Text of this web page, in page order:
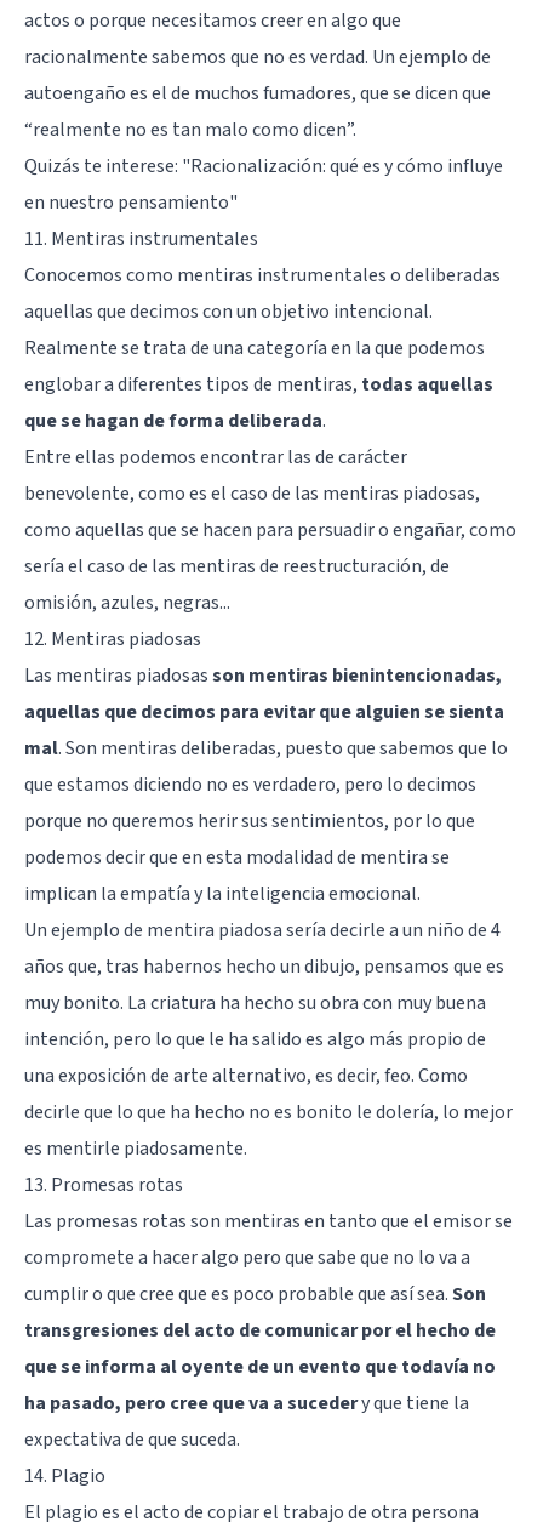
actos o porque necesitamos creer en algo que
racionalmente sabemos que no es verdad. Un ejemplo de
autoengaño es el de muchos fumadores, que se dicen que
“realmente no es tan malo como dicen”.
Quizás te interese: "Racionalización: qué es y cómo influye
en nuestro pensamiento"
11. Mentiras instrumentales
Conocemos como mentiras instrumentales o deliberadas
aquellas que decimos con un objetivo intencional.
Realmente se trata de una categoría en la que podemos
englobar a diferentes tipos de mentiras, todas aquellas
que se hagan de forma deliberada.
Entre ellas podemos encontrar las de carácter
benevolente, como es el caso de las mentiras piadosas,
como aquellas que se hacen para persuadir o engañar, como
sería el caso de las mentiras de reestructuración, de
omisión, azules, negras...
12. Mentiras piadosas
Las mentiras piadosasson mentiras bienintencionadas,
aquellas que decimos para evitar que alguien se sienta
mal. Son mentiras deliberadas, puesto que sabemos que lo
que estamos diciendo no es verdadero, pero lo decimos
porque no queremos herir sus sentimientos, por lo que
podemos decir que en esta modalidad de mentira se
implican la empatía y la inteligencia emocional.
Un ejemplo de mentira piadosa sería decirle a un niño de 4
años que, tras habernos hecho un dibujo, pensamos que es
muy bonito. La criatura ha hecho su obra con muy buena
intención, pero lo que le ha salido es algo más propio de
una exposición de arte alternativo, es decir, feo. Como
decirle que lo que ha hecho no es bonito le dolería, lo mejor
es mentirle piadosamente.
13. Promesas rotas
Las promesas rotas son mentiras en tanto que el emisor se
compromete a hacer algo pero que sabe que no lo va a
cumplir o que cree que es poco probable que así sea.Son
transgresiones del acto de comunicar por el hecho de
que se informa al oyente de un evento que todavía no
ha pasado, pero cree que va a sucedery que tiene la
expectativa de que suceda.
14. Plagio
El plagio es el acto de copiar el trabajo de otra persona